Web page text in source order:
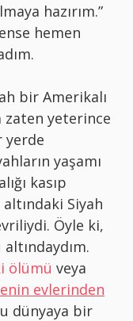
hazırım.”
hemen
bir Amerikalı
zaten yeterince
yerde
yaşamı
kasıp
Siyah
Öyle ki,
ölümü veya
evlerinden
dünyaya bir